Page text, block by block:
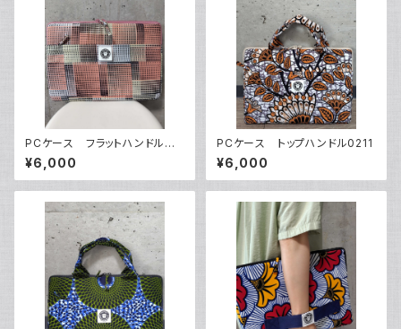
PCケース フラットハンドルタ
イプ1102
¥6,000
PCケース トップハンドル0211
¥6,000